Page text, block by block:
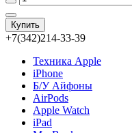
Купить
+7(342)214-33-39
Техника Apple
iPhone
Б/У Айфоны
AirPods
Apple Watch
iPad